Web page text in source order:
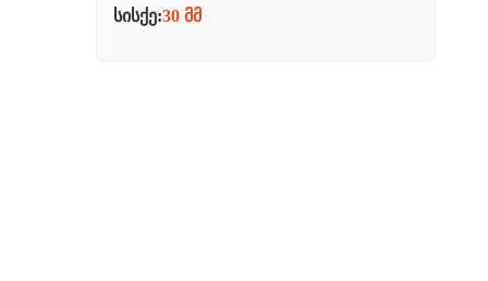
სისქე:30 მმ